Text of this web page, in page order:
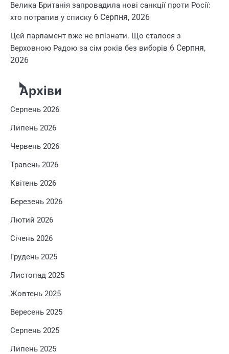
Велика Британія запровадила нові санкції проти Росії:
хто потрапив у списку 6 Серпня, 2026
Цей парламент вже не впізнати. Що сталося з
Верховною Радою за сім років без виборів 6 Серпня,
2026
Архіви
Серпень 2026
Липень 2026
Червень 2026
Травень 2026
Квітень 2026
Березень 2026
Лютий 2026
Січень 2026
Грудень 2025
Листопад 2025
Жовтень 2025
Вересень 2025
Серпень 2025
Липень 2025